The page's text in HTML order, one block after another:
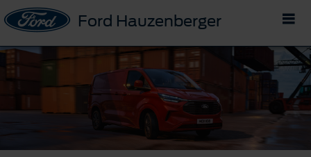
Ford Hauzenberger